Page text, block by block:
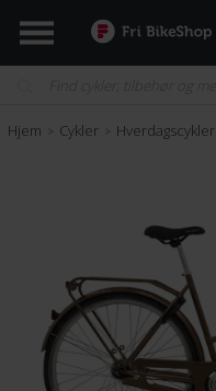
Hjem > Cykler > Hverdagscykler